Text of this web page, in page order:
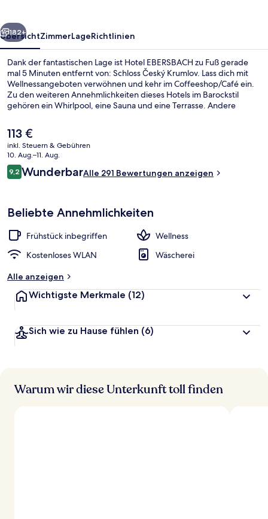
Weiter
182+
ÜbersichtZimmerLageRichtlinien
Dank der fantastischen Lage ist Hotel EBERSBACH zu Fuß gerade
mal 5 Minuten entfernt von: Schloss Český Krumlov. Lass dich mit
Wellnessangeboten verwöhnen und kehr im Coffeeshop/Café ein.
Zu den weiteren Annehmlichkeiten dieses Hotels im Barockstil
gehören ein Whirlpool, eine Sauna und eine Terrasse. Andere
berichten.
Der
aktuelle
Preis
beträgt
113 €.
113 €
inkl. Steuern & Gebühren
10. Aug.–11. Aug.
Bewertungen
9,29,2 von 10.
WunderbarAlle 291 Bewertungen anzeigen
Beliebte Annehmlichkeiten
Frühstück inbegriffen
Wellness
Kostenloses WLAN
Wäscherei
Alle anzeigen
Wichtigste Merkmale (12)
Sich wie zu Hause fühlen (6)
Warum wir diese Unterkunft toll finden